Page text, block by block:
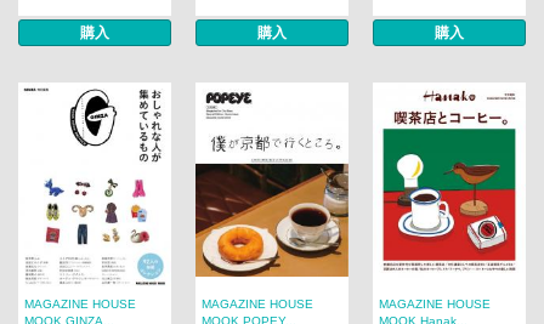
購入 購入 購入
MAGAZINE HOUSE
MOOK GINZA...
MAGAZINE HOUSE
MOOK POPEY...
MAGAZINE HOUSE
MOOK Hanak...